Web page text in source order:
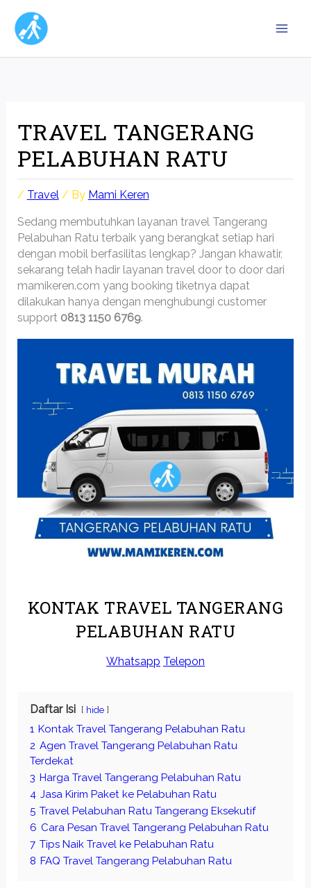
content
TRAVEL TANGERANG
PELABUHAN RATU
/ Travel/ By Mami Keren
Sedang membutuhkan layanan travel Tangerang
Pelabuhan Ratu terbaik yang berangkat setiap hari
dengan mobil berfasilitas lengkap? Jangan khawatir,
sekarang telah hadir layanan travel door to door dari
mamikeren.com yang booking tiketnya dapat
dilakukan hanya dengan menghubungi customer
support 0813 1150 6769.
KONTAK TRAVEL TANGERANG
PELABUHAN RATU
Whatsapp Telepon
Daftar Isi hide
1 Kontak Travel Tangerang Pelabuhan Ratu
2 Agen Travel Tangerang Pelabuhan Ratu
Terdekat
3 Harga Travel Tangerang Pelabuhan Ratu
4 Jasa Kirim Paket ke Pelabuhan Ratu
5 Travel Pelabuhan Ratu Tangerang Eksekutif
6 Cara Pesan Travel Tangerang Pelabuhan Ratu
7 Tips Naik Travel ke Pelabuhan Ratu
8 FAQ Travel Tangerang Pelabuhan Ratu